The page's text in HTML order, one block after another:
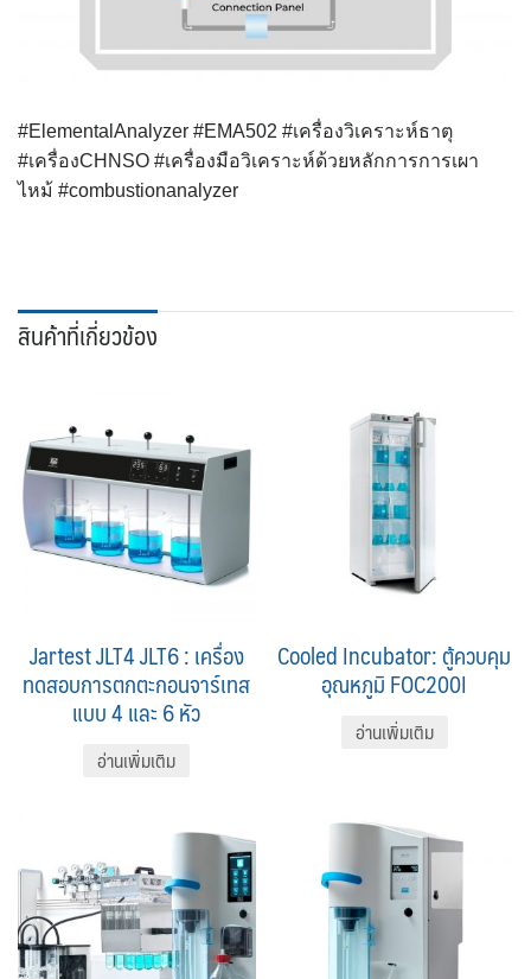
#ElementalAnalyzer #EMA502 #เครื่องวิเคราะห์ธาตุ
#เครื่องCHNSO #เครื่องมือวิเคราะห์ด้วยหลักการการเผา
ไหม้ #combustionanalyzer
สินค้าที่เกี่ยวข้อง
Jartest JLT4 JLT6 : เครื่อง
ทดสอบการตกตะกอนจาร์เทส
แบบ 4 และ 6 หัว
อ่านเพิ่มเติม
Cooled Incubator: ตู้ควบคุม
อุณหภูมิ FOC200I
อ่านเพิ่มเติม